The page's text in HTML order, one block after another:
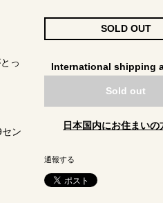
っ
ン
SOLD OUT
International shipping
Sold out
日本国内にお住まいの
通報する